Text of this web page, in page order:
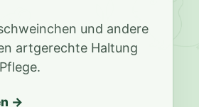
und andere
artgerechte Haltung